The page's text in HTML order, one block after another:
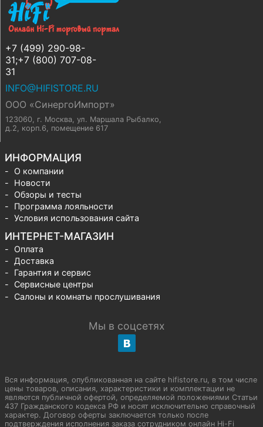
+7 (499) 290-98-
31;+7 (800) 707-08-
31
INFO@HIFISTORE.RU
ООО «СинергоИмпорт»
123060, г. Москва, ул. Маршала Рыбалко,
д.2, корп.6, помещение 617
ИНФОРМАЦИЯ
О компании
Новости
Обзоры и тесты
Программа лояльности
Условия использования сайта
ИНТЕРНЕТ-МАГАЗИН
Оплата
Доставка
Гарантия и сервис
Сервисные центры
Салоны и комнаты прослушивания
Мы в соцсетях
Вся информация, опубликованная на сайте hifistore.ru, в том числе
цены товаров, описания, характеристики и комплектации не
являются публичной офертой, определяемой положениями Статьи
437 Гражданского кодекса РФ и носят исключительно справочный
характер. Договор оферты заключается только после
подтверждения исполнения заказа сотрудником онлайн Hi-Fi